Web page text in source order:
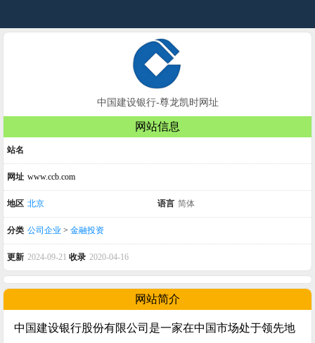
中国建设银行-尊龙凯时网址
网站信息
站名
网址 www.ccb.com
地区 北京 语言 简体
分类 公司企业 > 金融投资
更新 2024-09-21 收录 2020-04-16
网站简介
中国建设银行股份有限公司是一家在中国市场处于领先地